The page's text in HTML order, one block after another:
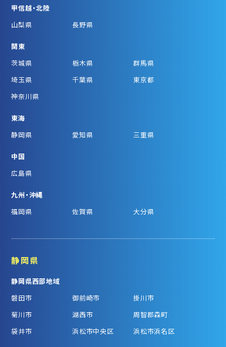
甲信越・北陸
山梨県
長野県
関東
茨城県
栃木県
群馬県
埼玉県
千葉県
東京都
神奈川県
東海
静岡県
愛知県 三重県
中国
広島県
九州・沖縄
福岡県
佐賀県 大分県
静岡県
静岡県西部地域
磐田市
御前崎市
掛川市
菊川市
湖西市
周智郡森町
袋井市
浜松市中央区 浜松市浜名区